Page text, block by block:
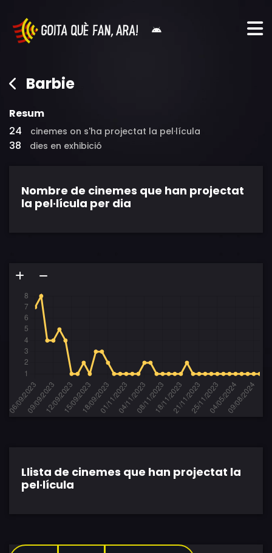
Barbie
Resum
24
cinemes on s'ha projectat la pel·lícula
38 dies en exhibició
Nombre de cinemes que han projectat
la pel·lícula per dia
Llista de cinemes que han projectat la
pel·lícula